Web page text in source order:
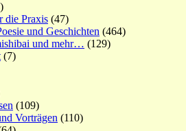
die Praxis (47)
und Geschichten (464)
und mehr… (129)
(7)
(109)
Vorträgen (110)